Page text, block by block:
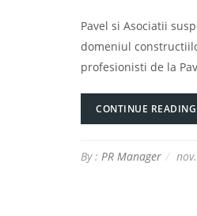
Pavel si Asociatii
domeniul
profesionisti de la
CONTINUE READING
By : PR Manager